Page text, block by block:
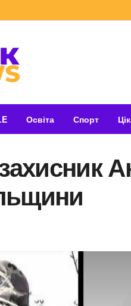
Освіта Спорт